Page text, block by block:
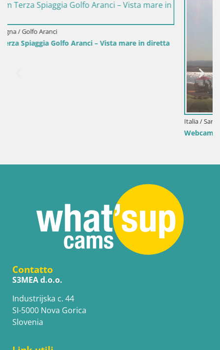
in diretta
Webcam Porto Pino – Spiaggia in diretta da
Contatto
S3MEA d.o.o.
Industrijska c. 44
SI-5000 Nova Gorica
Slovenia